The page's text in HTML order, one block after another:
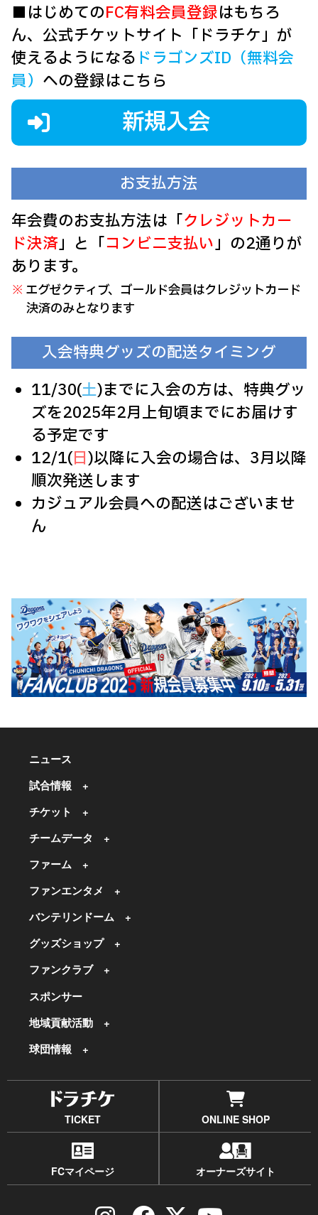
■はじめてのFC有料会員登録はもちろ
ん、公式チケットサイト「ドラチケ」が
使えるようになる ドラゴンズID（無料会
員） への登録はこちら
新規入会
お支払方法
年会費のお支払方法は「クレジットカー
ド決済」と「コンビニ支払い」の2通りが
あります。
エグゼクティブ、ゴールド会員はクレジットカード
決済のみとなります
入会特典グッズの配送タイミング
11/30(土)までに入会の方は、特典グッ
ズを2025年2月上旬頃までにお届けす
る予定です
12/1(日)以降に入会の場合は、3月以降
順次発送します
カジュアル会員への配送はございませ
ん
ニュース
試合情報
チケット
チームデータ
ファーム
ファンエンタメ
バンテリンドーム
グッズショップ
ファンクラブ
スポンサー
地域貢献活動
球団情報
TICKET ONLINE SHOP
FCマイページ オーナーズサイト